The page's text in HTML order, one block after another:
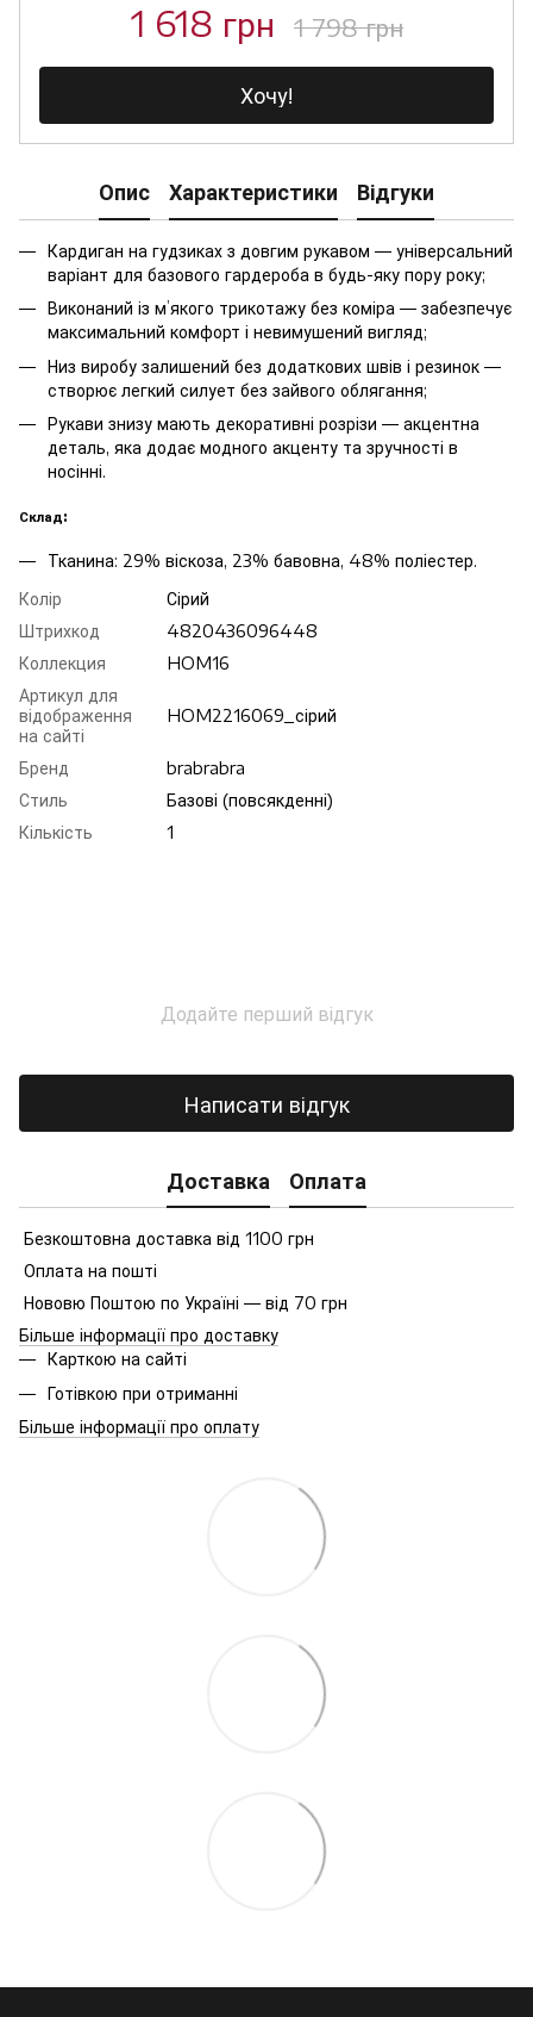
1 618 грн 1 798 грн
Хочу!
Опис Характеристики Відгуки
Кардиган на гудзиках з довгим рукавом — універсальний
варіант для базового гардероба в будь-яку пору року;
Виконаний із м’якого трикотажу без коміра — забезпечує
максимальний комфорт і невимушений вигляд;
Низ виробу залишений без додаткових швів і резинок —
створює легкий силует без зайвого облягання;
Рукави знизу мають декоративні розрізи — акцентна
деталь, яка додає модного акценту та зручності в
носінні.
Склад:
Тканина: 29% віскоза, 23% бавовна, 48% поліестер.
Колір
Сірий
Штрихкод
4820436096448
Коллекция
HOM16
Артикул для
відображення
на сайті
HOM2216069_сірий
Бренд
brabrabra
Стиль
Базові (повсякденні)
Кількість
1
Додайте перший відгук
Написати відгук
Доставка Оплата
Безкоштовна доставка від 1100 грн
Оплата на пошті
Нововю Поштою по Україні — від 70 грн
Більше інформації про доставку
Карткою на сайті
Готівкою при отриманні
Більше інформації про оплату